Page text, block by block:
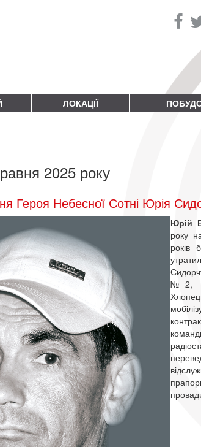
ЛОКАЦІЇ
2025 року
Героя Небесної Сотні Юрія
Юрій
року
років
№2, де